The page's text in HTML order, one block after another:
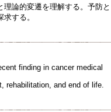
論的変遷を理解する。予防と
する。
finding in cancer medical
rehabilitation, and end of life.